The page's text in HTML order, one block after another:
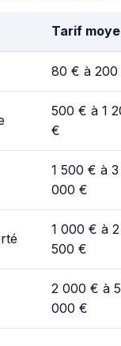
Tarif
80 € à
500 € à 1
€
1 500 € à 3
000 €
1 000 € à 2
500 €
2 000 € à 5
000 €